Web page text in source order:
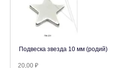
Подвеска звезда 10 мм (родий)
20,00 ₽